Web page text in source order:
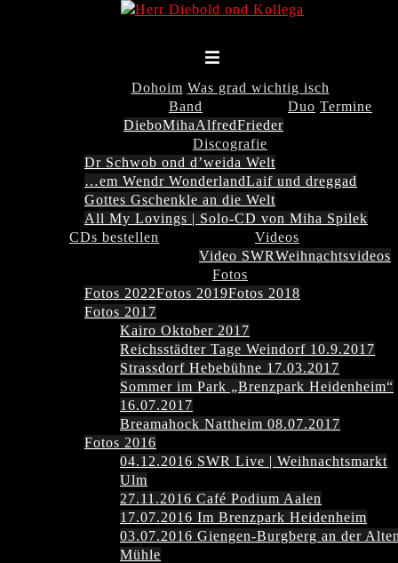
Menü
Dohoim Was grad wichtig isch
Band
DieboMihaAlfredFrieder
Duo Termine
Discografie
Dr Schwob ond d’weida Welt
…em Wendr WonderlandLaif und dreggad
Gottes Gschenkle an die Welt
All My Lovings | Solo-CD von Miha Spilek
CDs bestellen
Videos
Video SWRWeihnachtsvideos
Fotos
Fotos 2022Fotos 2019Fotos 2018
Fotos 2017
Kairo Oktober 2017
Reichsstädter Tage Weindorf 10.9.2017
Strassdorf Hebebühne 17.03.2017
Sommer im Park „Brenzpark Heidenheim“
16.07.2017
Breamahock Nattheim 08.07.2017
Fotos 2016
04.12.2016 SWR Live | Weihnachtsmarkt
Ulm
27.11.2016 Café Podium Aalen
17.07.2016 Im Brenzpark Heidenheim
03.07.2016 Giengen-Burgberg an der
Mühle